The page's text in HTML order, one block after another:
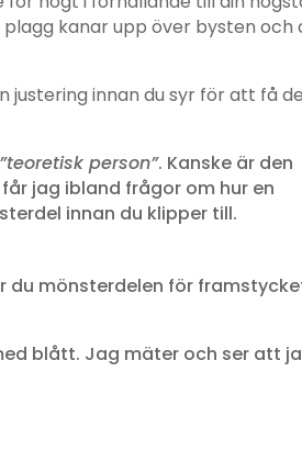
kanar upp över bysten och
justering innan du syr för att få
person”. Kanske är den
jag ibland frågor om hur en
innan du klipper till.
du mönsterdelen för
blått. Jag mäter och ser att